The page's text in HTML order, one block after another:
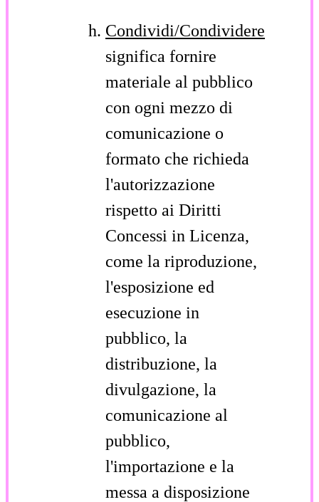
Condividi/Condividere
significa fornire
materiale al pubblico
con ogni mezzo di
comunicazione o
formato che richieda
l'autorizzazione
rispetto ai Diritti
Concessi in Licenza,
come la riproduzione,
l'esposizione ed
esecuzione in
pubblico, la
distribuzione, la
divulgazione, la
comunicazione al
pubblico,
l'importazione e la
messa a disposizione